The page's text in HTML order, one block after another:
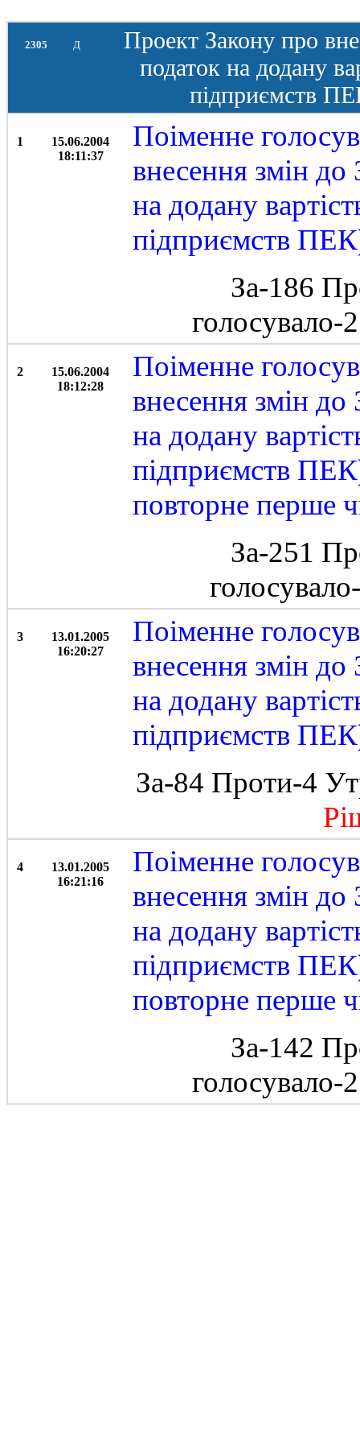
2305 Д
Проект Закону про
податок на додану
підприємств
1
15.06.2004
18:11:37
Поіменне
внесення змін
на додану
підприємств
За-186
голосувало-
2
15.06.2004
18:12:28
Поіменне
внесення змін
на додану
підприємств
повторне перше
За-251
3
13.01.2005
16:20:27
Поіменне
внесення змін
на додану
підприємств
За-84 Проти-4
4
13.01.2005
16:21:16
Поіменне
внесення змін
на додану
підприємств
повторне перше
За-142
голосувало-